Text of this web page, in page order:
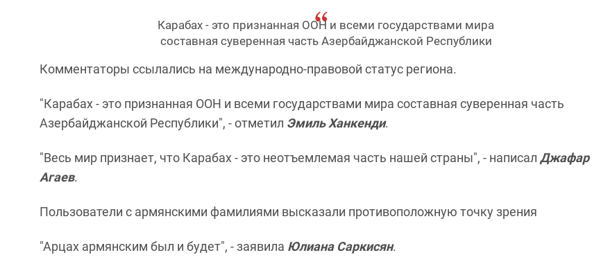
Карабах - это признанная ООН и всеми государствами мира
составная суверенная часть Азербайджанской Республики
Комментаторы ссылались на международно-правовой статус региона.
"Карабах - это признанная ООН и всеми государствами мира составная суверенная часть
Азербайджанской Республики", - отметил Эмиль Ханкенди.
"Весь мир признает, что Карабах - это неотъемлемая часть нашей страны", - написал Джафар
Агаев.
Пользователи с армянскими фамилиями высказали противоположную точку зрения
"Арцах армянским был и будет", - заявила Юлиана Саркисян.